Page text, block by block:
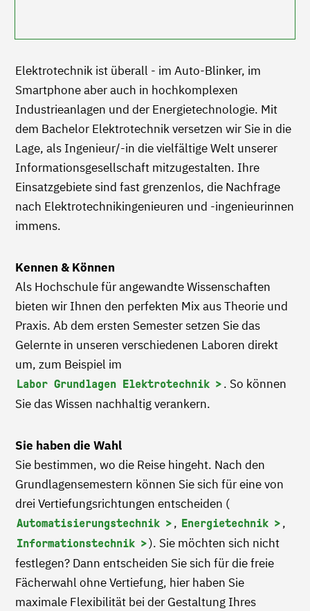
Elektrotechnik ist überall - im Auto-Blinker, im
Smartphone aber auch in hochkomplexen
Industrieanlagen und der Energietechnologie. Mit
dem Bachelor Elektrotechnik versetzen wir Sie in die
Lage, als Ingenieur/-in die vielfältige Welt unserer
Informationsgesellschaft mitzugestalten. Ihre
Einsatzgebiete sind fast grenzenlos, die Nachfrage
nach Elektrotechnikingenieuren und -ingenieurinnen
immens.
Kennen & Können
Als Hochschule für angewandte Wissenschaften
bieten wir Ihnen den perfekten Mix aus Theorie und
Praxis. Ab dem ersten Semester setzen Sie das
Gelernte in unseren verschiedenen Laboren direkt
um, zum Beispiel im
Labor Grundlagen Elektrotechnik
. So können
Sie das Wissen nachhaltig verankern.
Sie haben die Wahl
Sie bestimmen, wo die Reise hingeht. Nach den
Grundlagensemestern können Sie sich für eine von
drei Vertiefungsrichtungen entscheiden (
Automatisierungstechnik , Energietechnik ,
Informationstechnik
). Sie möchten sich nicht
festlegen? Dann entscheiden Sie sich für die freie
Fächerwahl ohne Vertiefung, hier haben Sie
maximale Flexibilität bei der Gestaltung Ihres